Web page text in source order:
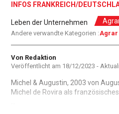
INFOS FRANKREICH/
Leben der Unternehmen
Andere verwandte Kategorien :Agrar
Autor
Von Redaktion
Veröffentlicht am 18/12/2023 -
Michel & Augustin, 2003 von
Michel de Rovira als französisches